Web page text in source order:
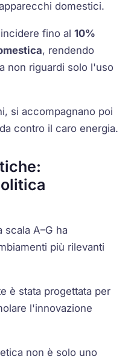
domestici.
fino al10%
, rendendo
non riguardi solo l'uso
si accompagnano poi
contro il caro energia.
scala A–G ha
più rilevanti
è stata progettata per
l'innovazione
non è solo uno